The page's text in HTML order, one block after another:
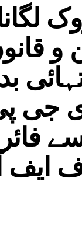
و
جی
یادو،
ایف